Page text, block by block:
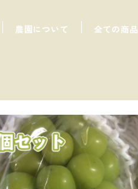
農園について 全ての商品